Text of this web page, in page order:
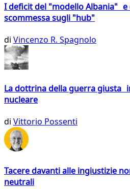
I deficit del "modello Albania" e
scommessa sugli "hub"
di Vincenzo R. Spagnolo
La dottrina della guerra giusta
nucleare
di Vittorio Possenti
Tacere davanti alle ingiustizie
neutrali